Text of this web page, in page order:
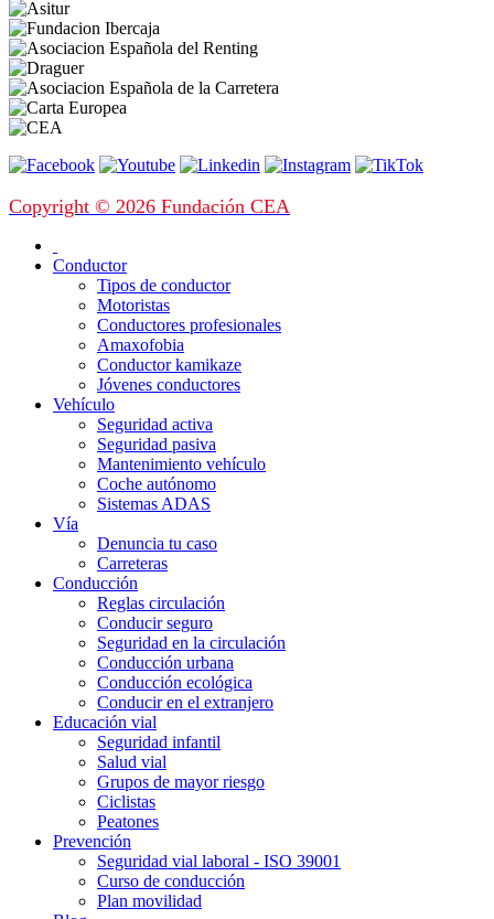
Copyright © 2026 Fundación CEA
Conductor
Tipos de conductor
Motoristas
Conductores profesionales
Amaxofobia
Conductor kamikaze
Jóvenes conductores
Vehículo
Seguridad activa
Seguridad pasiva
Mantenimiento vehículo
Coche autónomo
Sistemas ADAS
Vía
Denuncia tu caso
Carreteras
Conducción
Reglas circulación
Conducir seguro
Seguridad en la circulación
Conducción urbana
Conducción ecológica
Conducir en el extranjero
Educación vial
Seguridad infantil
Salud vial
Grupos de mayor riesgo
Ciclistas
Peatones
Prevención
Seguridad vial laboral - ISO 39001
Curso de conducción
Plan movilidad